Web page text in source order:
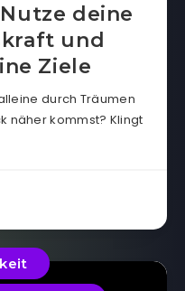
deine
und
Ziele
durch Träumen
näher kommst? Klingt